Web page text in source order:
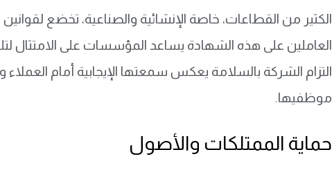
الكثير من القطاعات، خاصة الإنشائية والصناعية، تخضع
العاملين على هذه الشهادة يساعد المؤسسات على الامتثال
التزام الشركة بالسلامة يعكس سمعتها الإيجابية أمام
موظفيها.
حماية الممتلكات والأصول